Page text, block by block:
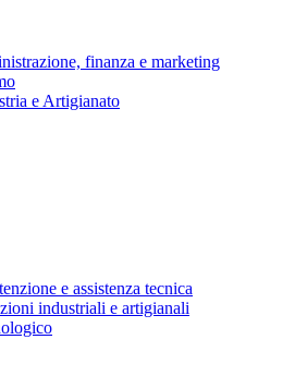
finanza e marketing
e Artigianato
e assistenza tecnica
industriali e artigianali